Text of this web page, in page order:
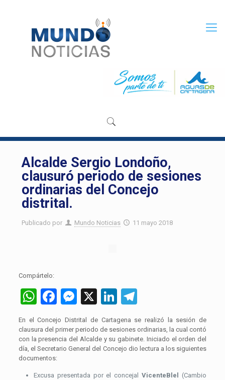
Alcalde Sergio Londoño,
clausuró periodo de sesiones
ordinarias del Concejo
distrital.
Publicado por Mundo Noticias 11 mayo 2018
Compártelo:
WhatsApp
Facebook
Messenger
X LinkedIn
En el Concejo Distrital de Cartagena se realizó la sesión de
clausura del primer periodo de sesiones ordinarias, la cual contó
con la presencia del Alcalde y su gabinete. Iniciado el orden del
día, el Secretario General del Concejo dio lectura a los siguientes
documentos:
Excusa presentada por el concejalVicenteBlel
(Cambio